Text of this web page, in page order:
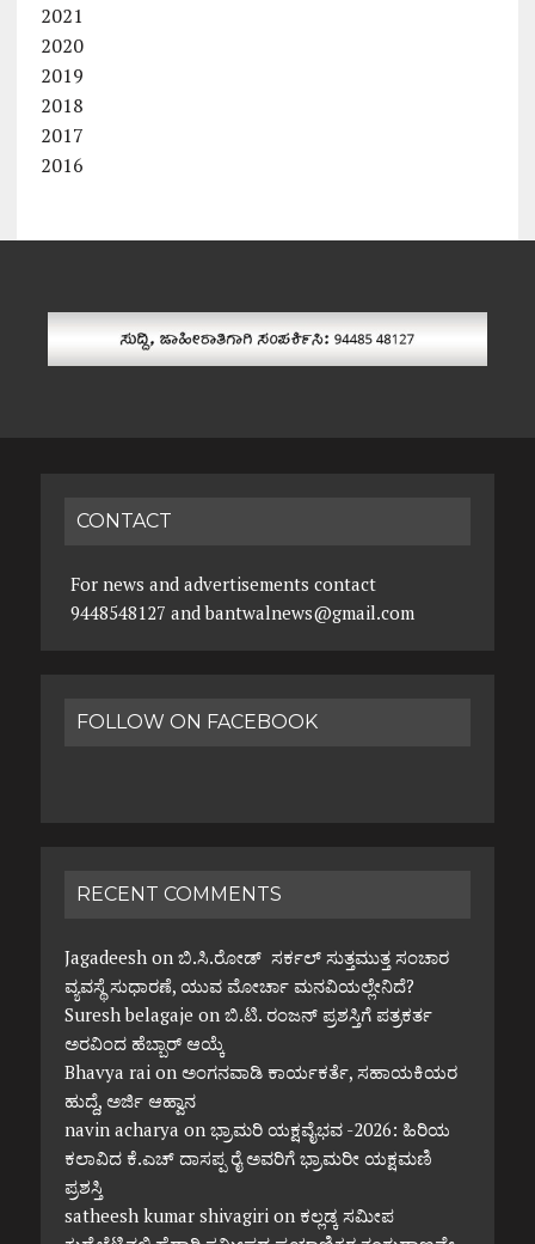
2021
2020
2019
2018
2017
2016
CONTACT
For news and advertisements contact
9448548127 and bantwalnews@gmail.com
FOLLOW ON FACEBOOK
RECENT COMMENTS
Jagadeeshon ಬಿ.ಸಿ.ರೋಡ್ ಸರ್ಕಲ್ ಸುತ್ತಮುತ್ತ ಸಂಚಾರ
ವ್ಯವಸ್ಥೆ ಸುಧಾರಣೆ, ಯುವ ಮೋರ್ಚಾ ಮನವಿಯಲ್ಲೇನಿದೆ?
Suresh belagaje on ಬಿ.ಟಿ. ರಂಜನ್ ಪ್ರಶಸ್ತಿಗೆ ಪತ್ರಕರ್ತ
ಅರವಿಂದ ಹೆಬ್ಬಾರ್ ಆಯ್ಕೆ
Bhavya raion ಅಂಗನವಾಡಿ ಕಾರ್ಯಕರ್ತೆ, ಸಹಾಯಕಿಯರ
ಹುದ್ದೆ, ಅರ್ಜಿ ಆಹ್ವಾನ
navin acharya on ಭ್ರಾಮರಿ ಯಕ್ಷವೈಭವ -2026: ಹಿರಿಯ
ಕಲಾವಿದ ಕೆ.ಎಚ್ ದಾಸಪ್ಪ ರೈ ಅವರಿಗೆ ಭ್ರಾಮರೀ ಯಕ್ಷಮಣಿ
ಪ್ರಶಸ್ತಿ
satheesh kumar shivagirion ಕಲ್ಲಡ್ಕ ಸಮೀಪ